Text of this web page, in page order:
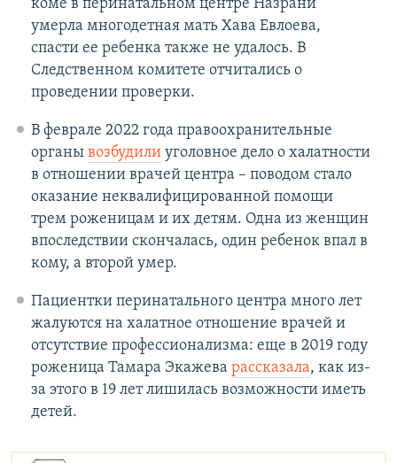
коме в перинатальном центре Назрани
умерла многодетная мать Хава Евлоева,
спасти ее ребенка также не удалось. В
Следственном комитете отчитались о
проведении проверки.
В феврале 2022 года правоохранительные
органы возбудилиуголовное дело о халатности
в отношении врачей центра – поводом стало
оказание неквалифицированной помощи
трем роженицам и их детям. Одна из женщин
впоследствии скончалась, один ребенок впал в
кому, а второй умер.
Пациентки перинатального центра много лет
жалуются на халатное отношение врачей и
отсутствие профессионализма: еще в 2019 году
роженица Тамара Экажева рассказала, как из-
за этого в 19 лет лишилась возможности иметь
детей.